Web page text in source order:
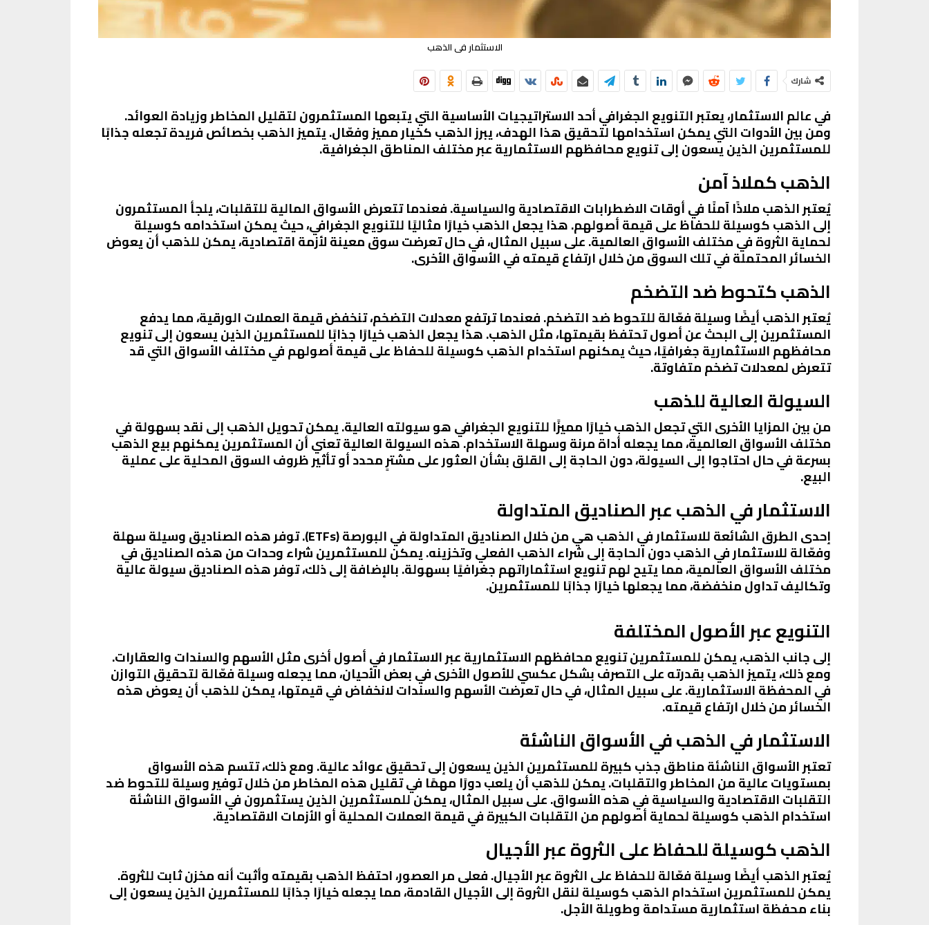
الاستثمار فى الذهب
شارك
في عالم الاستثمار، يعتبر التنويع الجغرافي أحد الاستراتيجيات الأساسية التي يتبعها المستثمرون لتقليل المخاطر وزيادة العوائد.
ومن بين الأدوات التي يمكن استخدامها لتحقيق هذا الهدف، يبرز الذهب كخيار مميز وفعّال. يتميز الذهب بخصائص فريدة تجعله جذابًا
للمستثمرين الذين يسعون إلى تنويع محافظهم الاستثمارية عبر مختلف المناطق الجغرافية.
الذهب كملاذ آمن
يُعتبر الذهب ملاذًا آمنًا في أوقات الاضطرابات الاقتصادية والسياسية. فعندما تتعرض الأسواق المالية للتقلبات، يلجأ المستثمرون
إلى الذهب كوسيلة للحفاظ على قيمة أصولهم. هذا يجعل الذهب خيارًا مثاليًا للتنويع الجغرافي، حيث يمكن استخدامه كوسيلة
لحماية الثروة في مختلف الأسواق العالمية. على سبيل المثال، في حال تعرضت سوق معينة لأزمة اقتصادية، يمكن للذهب أن يعوض
الخسائر المحتملة في تلك السوق من خلال ارتفاع قيمته في الأسواق الأخرى.
الذهب كتحوط ضد التضخم
يُعتبر الذهب أيضًا وسيلة فعّالة للتحوط ضد التضخم. فعندما ترتفع معدلات التضخم، تنخفض قيمة العملات الورقية، مما يدفع
المستثمرين إلى البحث عن أصول تحتفظ بقيمتها، مثل الذهب. هذا يجعل الذهب خيارًا جذابًا للمستثمرين الذين يسعون إلى تنويع
محافظهم الاستثمارية جغرافيًا، حيث يمكنهم استخدام الذهب كوسيلة للحفاظ على قيمة أصولهم في مختلف الأسواق التي قد
تتعرض لمعدلات تضخم متفاوتة.
السيولة العالية للذهب
من بين المزايا الأخرى التي تجعل الذهب خيارًا مميزًا للتنويع الجغرافي هو سيولته العالية. يمكن تحويل الذهب إلى نقد بسهولة في
مختلف الأسواق العالمية، مما يجعله أداة مرنة وسهلة الاستخدام. هذه السيولة العالية تعني أن المستثمرين يمكنهم بيع الذهب
بسرعة في حال احتاجوا إلى السيولة، دون الحاجة إلى القلق بشأن العثور على مشترٍ محدد أو تأثير ظروف السوق المحلية على عملية
البيع.
الاستثمار في الذهب عبر الصناديق المتداولة
إحدى الطرق الشائعة للاستثمار في الذهب هي من خلال الصناديق المتداولة في البورصة (ETFs). توفر هذه الصناديق وسيلة سهلة
وفعّالة للاستثمار في الذهب دون الحاجة إلى شراء الذهب الفعلي وتخزينه. يمكن للمستثمرين شراء وحدات من هذه الصناديق في
مختلف الأسواق العالمية، مما يتيح لهم تنويع استثماراتهم جغرافيًا بسهولة. بالإضافة إلى ذلك، توفر هذه الصناديق سيولة عالية
وتكاليف تداول منخفضة، مما يجعلها خيارًا جذابًا للمستثمرين.
التنويع عبر الأصول المختلفة
إلى جانب الذهب، يمكن للمستثمرين تنويع محافظهم الاستثمارية عبر الاستثمار في أصول أخرى مثل الأسهم والسندات والعقارات.
ومع ذلك، يتميز الذهب بقدرته على التصرف بشكل عكسي للأصول الأخرى في بعض الأحيان، مما يجعله وسيلة فعّالة لتحقيق التوازن
في المحفظة الاستثمارية. على سبيل المثال، في حال تعرضت الأسهم والسندات لانخفاض في قيمتها، يمكن للذهب أن يعوض هذه
الخسائر من خلال ارتفاع قيمته.
الاستثمار في الذهب في الأسواق الناشئة
تعتبر الأسواق الناشئة مناطق جذب كبيرة للمستثمرين الذين يسعون إلى تحقيق عوائد عالية. ومع ذلك، تتسم هذه الأسواق
بمستويات عالية من المخاطر والتقلبات. يمكن للذهب أن يلعب دورًا مهمًا في تقليل هذه المخاطر من خلال توفير وسيلة للتحوط ضد
التقلبات الاقتصادية والسياسية في هذه الأسواق. على سبيل المثال، يمكن للمستثمرين الذين يستثمرون في الأسواق الناشئة
استخدام الذهب كوسيلة لحماية أصولهم من التقلبات الكبيرة في قيمة العملات المحلية أو الأزمات الاقتصادية.
الذهب كوسيلة للحفاظ على الثروة عبر الأجيال
يُعتبر الذهب أيضًا وسيلة فعّالة للحفاظ على الثروة عبر الأجيال. فعلى مر العصور، احتفظ الذهب بقيمته وأثبت أنه مخزن ثابت للثروة.
يمكن للمستثمرين استخدام الذهب كوسيلة لنقل الثروة إلى الأجيال القادمة، مما يجعله خيارًا جذابًا للمستثمرين الذين يسعون إلى
بناء محفظة استثمارية مستدامة وطويلة الأجل.